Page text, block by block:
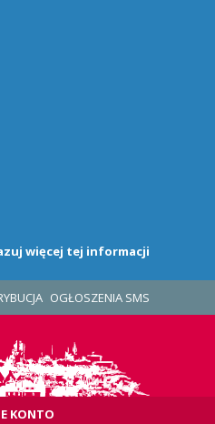
więcej tej informacji
OGŁOSZENIA SMS
KONTO